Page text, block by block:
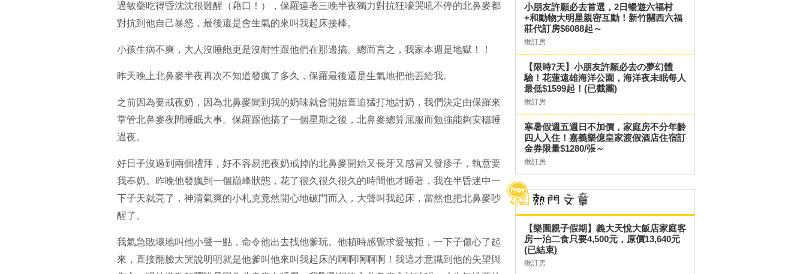
過敏藥吃得昏沈沈很難醒（藉口！），保羅連著三晚半夜獨力對抗狂嚎哭吼不停的北鼻麥都
對抗到他自己暴怒，最後還是會生氣的來叫我起床接棒。
小孩生病不爽，大人沒睡飽更是沒耐性跟他們在那邊搞。總而言之，我家本週是地獄！！
昨天晚上北鼻麥半夜再次不知道發瘋了多久，保羅最後還是生氣地把他丟給我。
之前因為要戒夜奶，因為北鼻麥聞到我的奶味就會開始直追猛打地討奶，我們決定由保羅來
掌管北鼻麥夜間睡眠大事。保羅跟他搞了一個星期之後，北鼻麥總算屈服而勉強能夠安穩睡
過夜。
好日子沒過到兩個禮拜，好不容易把夜奶戒掉的北鼻麥開始又長牙又感冒又發疹子，執意要
我奉奶。昨晚他發瘋到一個巔峰狀態，花了很久很久很久的時間他才睡著，我在半昏迷中一
下子天就亮了，神清氣爽的小札克竟然開心地破門而入，大聲叫我起床，當然也把北鼻麥吵
醒了。
我氣急敗壞地叫他小聲一點，命令他出去找他爹玩。他頓時感覺求愛被拒，一下子傷心了起
來，直接翻臉大哭說明明就是他爹叫他來叫我起床的啊啊啊啊啊！我這才意識到他的失望與
小朋友許願必去首選，2日暢遊六福村
+和動物大明星親密互動！新竹關西六福
莊代訂房$6088起～
揪訂房
【限時7天】小朋友許願必去の夢幻體
驗！花蓮遠雄海洋公園，海洋夜未眠每人
最低$1599起！(已截團)
揪訂房
寒暑假週五週日不加價，家庭房不分年齡
四人入住！嘉義樂億皇家渡假酒店住宿訂
金券限量$1280/張～
揪訂房
【樂園親子假期】義大天悅大飯店家庭客
房一泊二食只要4,500元，原價13,640元
(已結束)
揪訂房